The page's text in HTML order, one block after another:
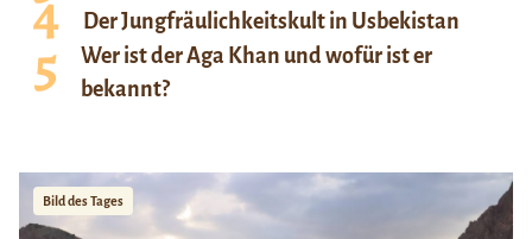
Der Jungfräulichkeitskult in Usbekistan
Wer ist der Aga Khan und wofür ist er
bekannt?
Bild des Tages